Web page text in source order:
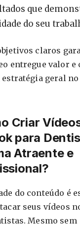
que
do seu
claros
entregue valor
estratégia geral
Criar
para
Atraente e
do conteúdo é
seus vídeos
Mesmo sem